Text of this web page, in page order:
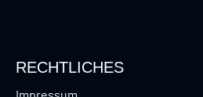
RECHTLICHES